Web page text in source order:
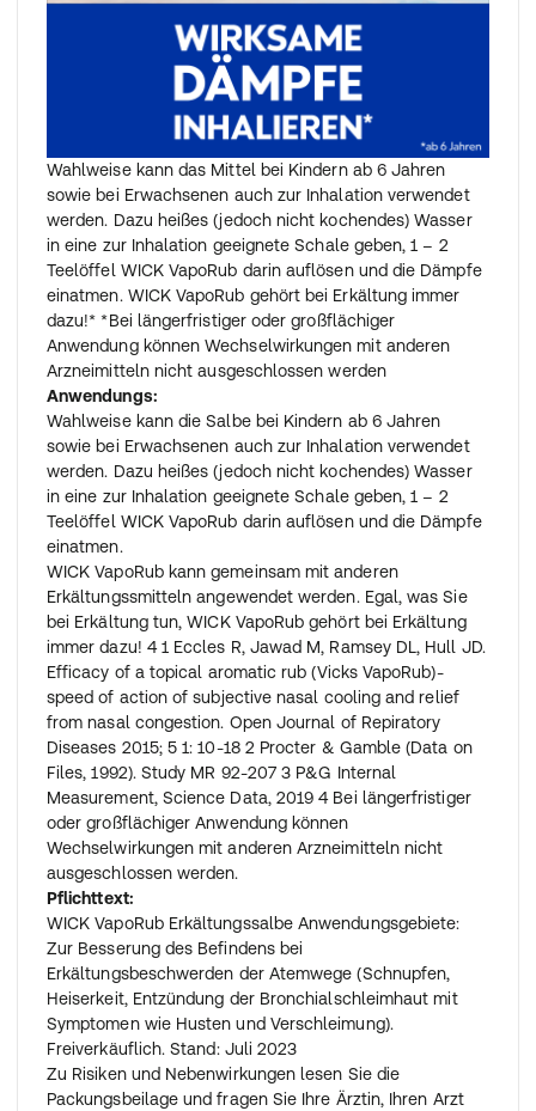
Wahlweise kann das Mittel bei Kindern ab 6 Jahren
sowie bei Erwachsenen auch zur Inhalation verwendet
werden. Dazu heißes (jedoch nicht kochendes) Wasser
in eine zur Inhalation geeignete Schale geben, 1 – 2
Teelöffel WICK VapoRub darin auflösen und die Dämpfe
einatmen. WICK VapoRub gehört bei Erkältung immer
dazu!* *Bei längerfristiger oder großflächiger
Anwendung können Wechselwirkungen mit anderen
Arzneimitteln nicht ausgeschlossen werden
Anwendungs:
Wahlweise kann die Salbe bei Kindern ab 6 Jahren
sowie bei Erwachsenen auch zur Inhalation verwendet
werden. Dazu heißes (jedoch nicht kochendes) Wasser
in eine zur Inhalation geeignete Schale geben, 1 – 2
Teelöffel WICK VapoRub darin auflösen und die Dämpfe
einatmen.
WICK VapoRub kann gemeinsam mit anderen
Erkältungssmitteln angewendet werden. Egal, was Sie
bei Erkältung tun, WICK VapoRub gehört bei Erkältung
immer dazu! 4 1 Eccles R, Jawad M, Ramsey DL, Hull JD.
Efficacy of a topical aromatic rub (Vicks VapoRub)-
speed of action of subjective nasal cooling and relief
from nasal congestion. Open Journal of Repiratory
Diseases 2015; 5 1: 10-18 2 Procter & Gamble (Data on
Files, 1992). Study MR 92-207 3 P&G Internal
Measurement, Science Data, 2019 4 Bei längerfristiger
oder großflächiger Anwendung können
Wechselwirkungen mit anderen Arzneimitteln nicht
ausgeschlossen werden.
Pflichttext:
WICK VapoRub Erkältungssalbe Anwendungsgebiete:
Zur Besserung des Befindens bei
Erkältungsbeschwerden der Atemwege (Schnupfen,
Heiserkeit, Entzündung der Bronchialschleimhaut mit
Symptomen wie Husten und Verschleimung).
Freiverkäuflich. Stand: Juli 2023
Zu Risiken und Nebenwirkungen lesen Sie die
Packungsbeilage und fragen Sie Ihre Ärztin, Ihren Arzt